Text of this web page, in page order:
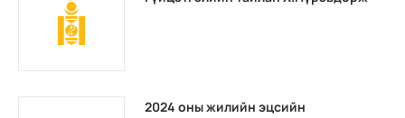
2024 оны жилийн эцсийн